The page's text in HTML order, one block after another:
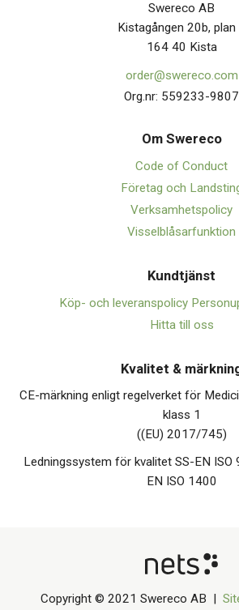
Swereco AB
Kistagången 20b, plan
164 40 Kista
order@swereco.com
Org.nr: 559233-9807
Om Swereco
Code of Conduct
Företag och
Verksamhetspolicy
Visselblåsarfunktion
Kundtjänst
Köp- och leveranspolicy
Hitta till oss
Kvalitet &
CE-märkning enligt regelverket för
klass 1
((EU) 2017/745)
Ledningssystem för kvalitet SS-EN ISO
EN ISO 1400
Copyright © 2021 Swereco AB |